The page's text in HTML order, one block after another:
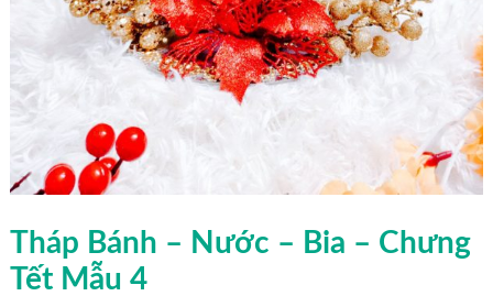
Tháp Bánh – Nước – Bia – Chưng
Tết Mẫu 4